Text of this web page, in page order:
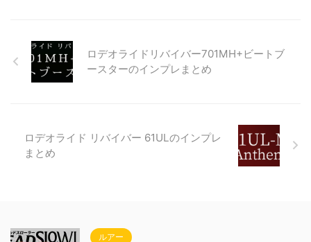
ロデオライドリバイバー701MH+ビートブ
ースターのインプレまとめ
ロデオライド リバイバー 61ULのインプレ
まとめ
ルアー